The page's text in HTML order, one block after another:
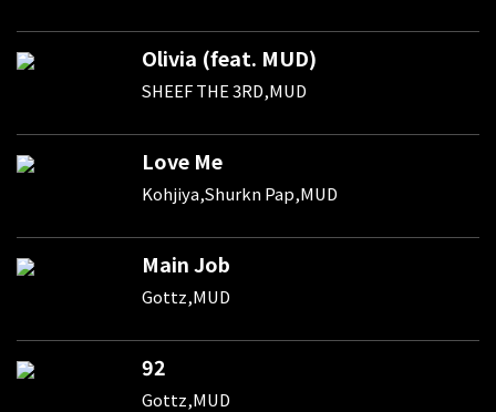
Olivia (feat. MUD)
SHEEF THE 3RD,MUD
Love Me
Kohjiya,Shurkn Pap,MUD
Main Job
Gottz,MUD
92
Gottz,MUD